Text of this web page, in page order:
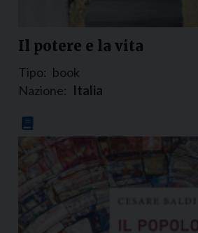
Il potere e la vita
Tipo: book
Nazione: Italia